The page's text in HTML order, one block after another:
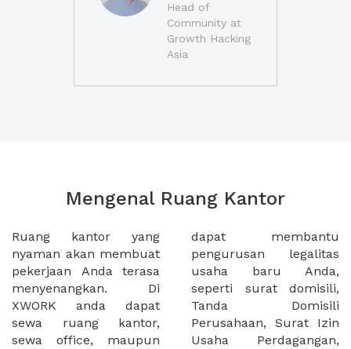
Head of
Community at
Growth Hacking
Asia
Mengenal Ruang Kantor
Ruang kantor yang
nyaman akan membuat
pekerjaan Anda terasa
menyenangkan. Di
XWORK anda dapat
sewa ruang kantor,
sewa office, maupun
dapat membantu
pengurusan legalitas
usaha baru Anda,
seperti surat domisili,
Tanda Domisili
Perusahaan, Surat Izin
Usaha Perdagangan,